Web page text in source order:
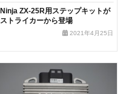
Ninja ZX-25R用ステップキットが
ストライカーから登場
2021年4月25日